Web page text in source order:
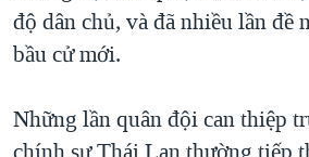
độ dân chủ, và đã nhiều lần đề
bầu cử mới.
Những lần quân đội can thiệp